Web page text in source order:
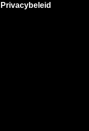
Privacybeleid